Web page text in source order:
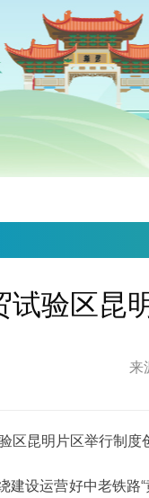
试验区昆
来
区昆明片区举行制
设运营好中老铁路